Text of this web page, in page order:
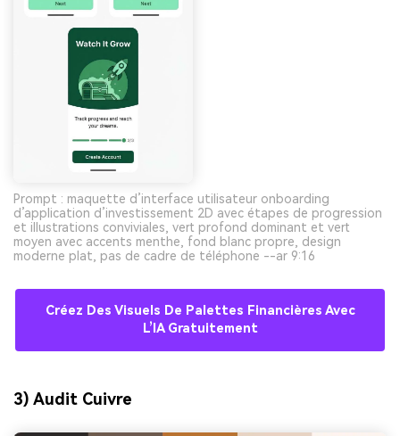
Prompt : maquette d’interface utilisateur onboarding
d’application d’investissement 2D avec étapes de progression
et illustrations conviviales, vert profond dominant et vert
moyen avec accents menthe, fond blanc propre, design
moderne plat, pas de cadre de téléphone --ar 9:16
Créez Des Visuels De Palettes Financières Avec
L’IA Gratuitement
3) Audit Cuivre